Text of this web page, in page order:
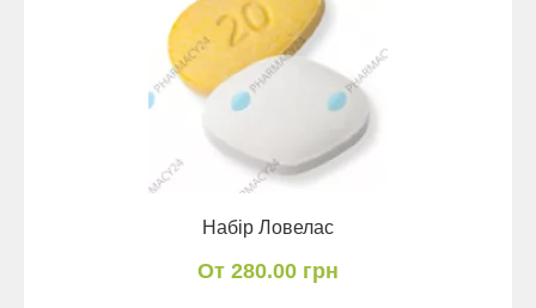
Набір Ловелас
От 280.00 грн